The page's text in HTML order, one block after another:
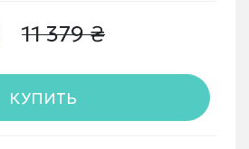
11 379 ₴
КУПИТЬ